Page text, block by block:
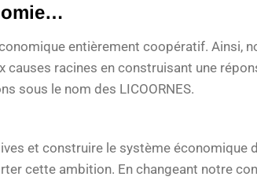
entièrement coopératif. Ainsi,
causes racines en construisant une
sous le nom des LICOORNES.
et construire le système économique
cette ambition. En changeant notre